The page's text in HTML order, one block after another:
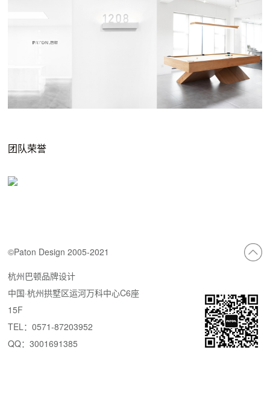
团队荣誉
©Paton Design 2005-2021
杭州巴顿品牌设计
中国·杭州拱墅区运河万科中心C6座
15F
TEL：0571-87203952
QQ：3001691385